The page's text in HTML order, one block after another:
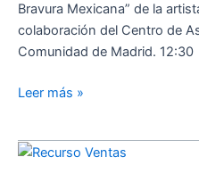
Bravura Mexicana” de la
colaboración del Centro de
Comunidad de Madrid. 12:30
Leer más »
El